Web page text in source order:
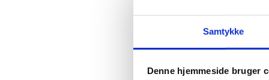
Samtykke
Denne hjemmeside bruger
Det